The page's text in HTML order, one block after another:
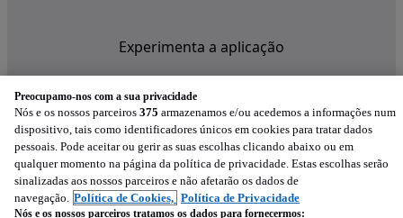
Experimenta a aplicação
Preocupamo-nos com a sua privacidade
Nós e os nossos parceiros 375 armazenamos e/ou acedemos a informações num
dispositivo, tais como identificadores únicos em cookies para tratar dados
pessoais. Pode aceitar ou gerir as suas escolhas clicando abaixo ou em
qualquer momento na página da política de privacidade. Estas escolhas serão
sinalizadas aos nossos parceiros e não afetarão os dados de
navegação. Política de Cookies, Política de Privacidade
Nós e os nossos parceiros tratamos os dados para fornecermos: